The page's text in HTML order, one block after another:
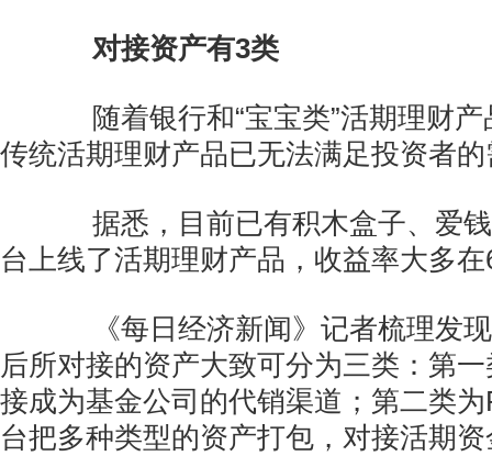
对接资产有3类
随着银行和“宝宝类”活期理财产
传统活期理财产品已无法满足投资者
据悉，目前已有积木盒子、爱钱
台上线了活期理财产品，收益率大多
《每日经济新闻》记者梳理发现
后所对接的资产大致可分为三类：第
接成为基金公司的代销渠道；第二类
台把多种类型的资产打包，对接活期